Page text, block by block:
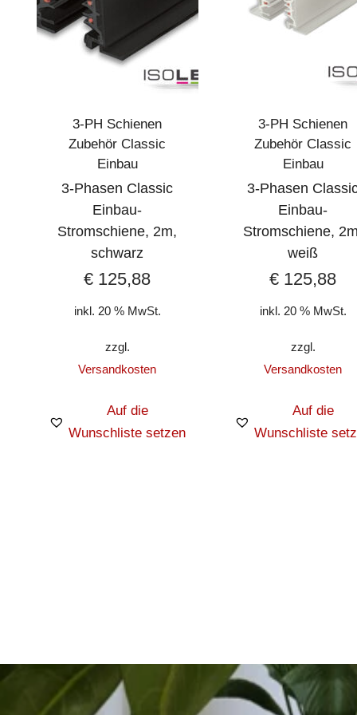
3-PH Schienen
Zubehör Classic
Einbau
3-Phasen Classic
Einbau-
Stromschiene, 2m,
schwarz
€ 125,88
inkl. 20 % MwSt.
zzgl.
Versandkosten
Auf die
Wunschliste setzen
3-PH Schienen
Zubehör Classic
Einbau
3-Phasen
Einbau-
Stromschiene,
weiß
€ 125,88
inkl. 20 % MwSt.
zzgl.
Versandkosten
Auf die
Wunschliste